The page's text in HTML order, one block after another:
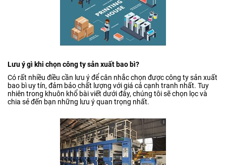
Lưu ý gì khi chọn công ty sản xuất bao bì?
Có rất nhiều điều cần lưu ý để cân nhắc chọn được công ty sản xuất
bao bì uy tín, đảm bảo chất lượng với giá cả cạnh tranh nhất. Tuy
nhiên trong khuôn khổ bài viết dưới đây, chúng tôi sẽ chọn lọc và
chia sẻ đến bạn những lưu ý quan trọng nhất.